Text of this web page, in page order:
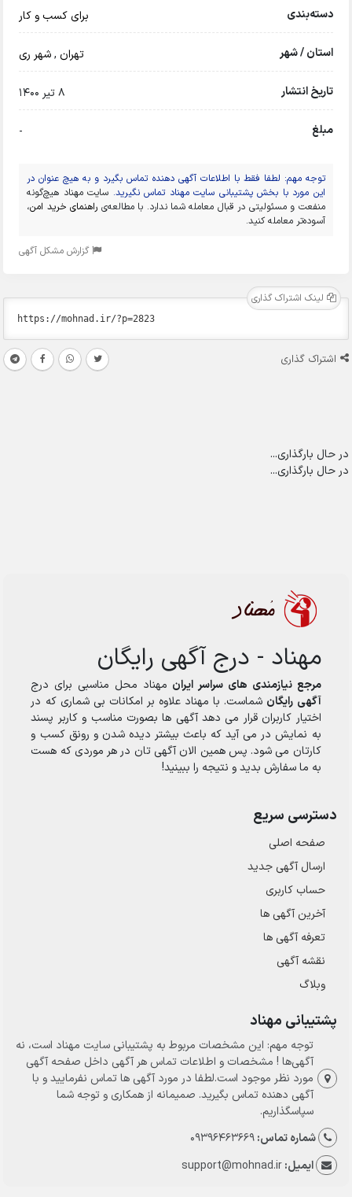
دسته‌بندی برای کسب و کار
استان / شهر تهران,شهر ری
تاریخ انتشار 8 تیر 1400
مبلغ -
توجه مهم: لطفا فقط با اطلاعات آگهی دهنده تماس بگیرد و به هیچ عنوان در
این مورد با بخش پشتیبانی سایت مهناد تماس نگیرید. سایت مهناد هیچ‌گونه
منفعت و مسئولیتی در قبال معامله شما ندارد. با مطالعه‌ی راهنمای خرید امن،
آسوده‌تر معامله کنید.
گزارش مشکل آگهی
لینک اشتراک گذاری
اشتراک گذاری
در حال بارگذاری...
در حال بارگذاری...
مهناد - درج آگهی رایگان
مرجع نیازمندی های سراسر ایران مهناد محل مناسبی برای درج
آگهی رایگان شماست. با مهناد علاوه بر امکانات بی شماری که در
اختیار کاربران قرار می دهد آگهی ها بصورت مناسب و کاربر پسند
به نمایش در می آید که باعث بیشتر دیده شدن و رونق کسب و
کارتان می شود. پس همین الان آگهی تان در هر موردی که هست
به ما سفارش بدید و نتیجه را ببینید!
دسترسی سریع
صفحه اصلی
ارسال‌ آگهی جدید
حساب کاربری
آخرین آگهی ها
تعرفه آگهی ها
نقشه آگهی
وبلاگ
پشتیبانی مهناد
توجه مهم: این مشخصات مربوط به پشتیبانی سایت مهناد است، نه
آگهی‌ها ! مشخصات و اطلاعات تماس هر آگهی داخل صفحه آگهی
مورد نظر موجود است.لطفا در مورد آگهی ها تماس نفرمایید و با
آگهی دهنده تماس بگیرید. صمیمانه از همکاری و توجه شما
سپاسگذاریم.
شماره تماس:09396463669
ایمیل:support@mohnad.ir